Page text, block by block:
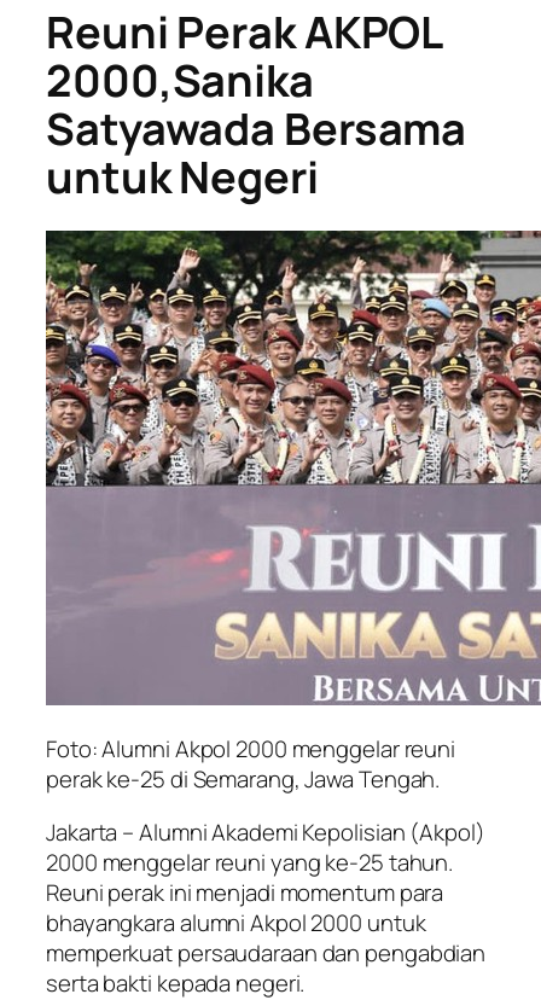
Reuni Perak AKPOL
2000,Sanika
Satyawada Bersama
untuk Negeri
Foto: Alumni Akpol 2000 menggelar reuni
perak ke-25 di Semarang, Jawa Tengah.
Jakarta – Alumni Akademi Kepolisian (Akpol)
2000 menggelar reuni yang ke-25 tahun.
Reuni perak ini menjadi momentum para
bhayangkara alumni Akpol 2000 untuk
memperkuat persaudaraan dan pengabdian
serta bakti kepada negeri.